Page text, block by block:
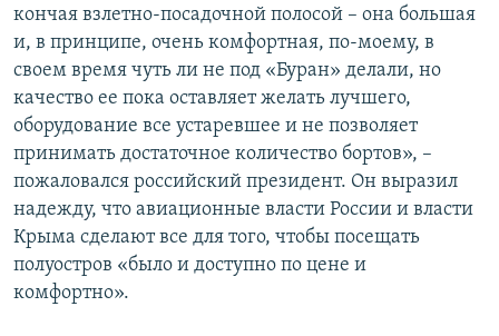
кончая взлетно-посадочной полосой – она большая
и, в принципе, очень комфортная, по-моему, в
своем время чуть ли не под «Буран» делали, но
качество ее пока оставляет желать лучшего,
оборудование все устаревшее и не позволяет
принимать достаточное количество бортов», –
пожаловался российский президент. Он выразил
надежду, что авиационные власти России и власти
Крыма сделают все для того, чтобы посещать
полуостров «было и доступно по цене и
комфортно».